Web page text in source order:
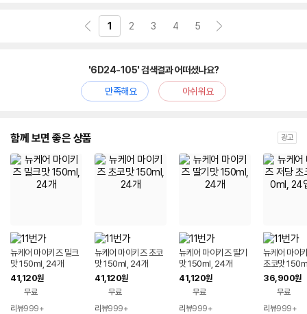
1 2 3 4 5
'6D24-105' 검색결과 어떠셨나요?
만족해요
아쉬워요
함께 보면 좋은 상품 광고
뉴케어 마이키즈 밀크
맛 150ml, 24개
41,120원
무료
리뷰999+
뉴케어 마이키즈 초코
맛 150ml, 24개
41,120원
무료
리뷰999+
뉴케어 마이키즈 딸기
맛 150ml, 24개
41,120원
무료
리뷰999+
뉴케어 마이
초코맛
1개
36,900원
무료
리뷰999+